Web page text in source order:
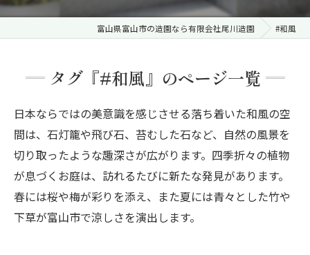
富山県富山市の造園なら有限会社尾川造園 #和風
タグ『#和風』のページ一覧
日本ならではの美意識を感じさせる落ち着いた和風の空
間は、石灯籠や飛び石、苔むした石など、自然の風景を
切り取ったような趣深さが広がります。四季折々の植物
が息づくお庭は、訪れるたびに新たな発見があります。
春には桜や梅が彩りを添え、また夏には青々とした竹や
下草が富山市で涼しさを演出します。